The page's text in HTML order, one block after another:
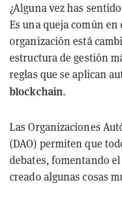
¿Alguna vez has
Es una queja común
organización está
estructura de gestión
reglas que se aplican
blockchain.
Las Organizaciones
(DAO) permiten que
debates, fomentando
creado algunas cosas